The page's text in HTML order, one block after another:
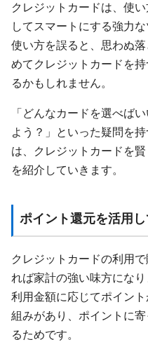
クレジットカードは、使
してスマートにする強力
使い方を誤ると、思わぬ
めてクレジットカードを
るかもしれません。
「どんなカードを選べば
よう？」といった疑問を
は、クレジットカードを
を紹介していきます。
ポイント還元を活用
クレジットカードの利用
れば家計の強い味方にな
利用金額に応じてポイン
組みがあり、ポイントに
るためです。